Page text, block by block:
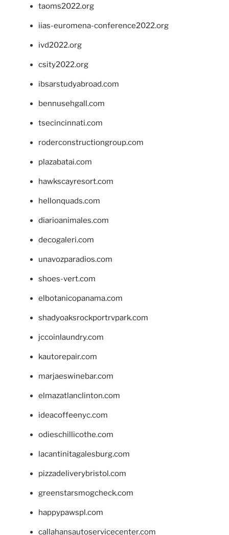
taoms2022.org
iias-euromena-conference2022.org
ivd2022.org
csity2022.org
ibsarstudyabroad.com
bennusehgall.com
tsecincinnati.com
roderconstructiongroup.com
plazabatai.com
hawkscayresort.com
hellonquads.com
diarioanimales.com
decogaleri.com
unavozparadios.com
shoes-vert.com
elbotanicopanama.com
shadyoaksrockportrvpark.com
jccoinlaundry.com
kautorepair.com
marjaeswinebar.com
elmazatlanclinton.com
ideacoffeenyc.com
odieschillicothe.com
lacantinitagalesburg.com
pizzadeliverybristol.com
greenstarsmogcheck.com
happypawspl.com
callahansautoservicecenter.com